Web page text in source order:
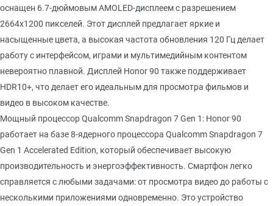
оснащен 6.7-дюймовым AMOLED-дисплеем с разрешением
2664x1200 пикселей. Этот дисплей предлагает яркие и
насыщенные цвета, а высокая частота обновления 120 Гц делает
работу с интерфейсом, играми и мультимедийным контентом
невероятно плавной. Дисплей Honor 90 также поддерживает
HDR10+, что делает его идеальным для просмотра фильмов и
видео в высоком качестве.
Мощный процессор Qualcomm Snapdragon 7 Gen 1: Honor 90
работает на базе 8-ядерного процессора Qualcomm Snapdragon 7
Gen 1 Accelerated Edition, который обеспечивает высокую
производительность и энергоэффективность. Смартфон легко
справляется с любыми задачами: от просмотра видео до работы с
несколькими приложениями одновременно. Это устройство